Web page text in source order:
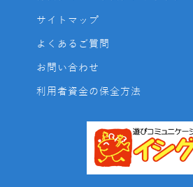
サイトマップ
よくあるご質問
お問い合わせ
利用者資金の保全方法